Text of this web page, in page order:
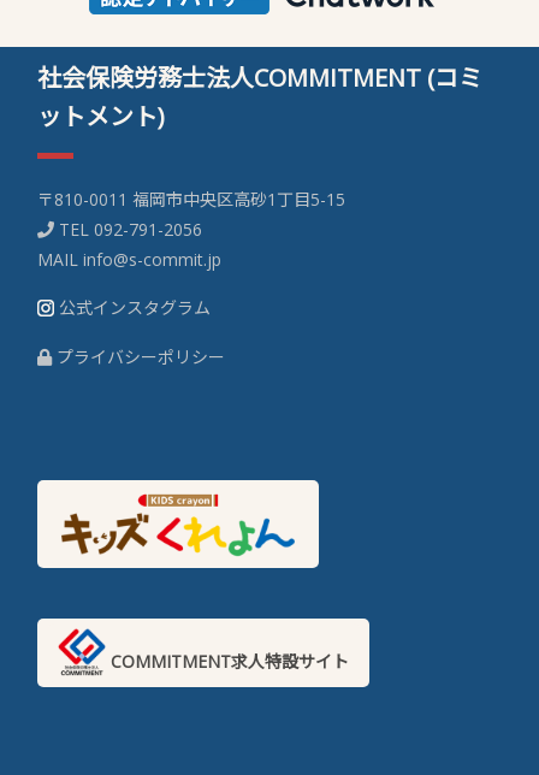
社会保険労務士法人COMMITMENT (コミ
ットメント)
〒810-0011 福岡市中央区高砂1丁目5-15
TEL092-791-2056
MAILinfo@s-commit.jp
公式インスタグラム
プライバシーポリシー
COMMITMENT求人特設サイト